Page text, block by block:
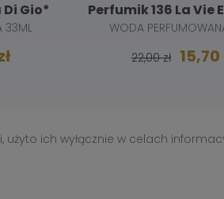
Gio*
33ML
Perfumik 136 La Vie
WODA
22,00 zł
15,70
ich wyłącznie w celach